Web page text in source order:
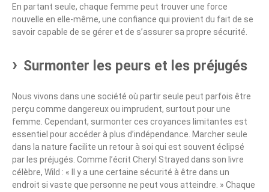
En partant seule, chaque femme peut trouver une force
nouvelle en elle-même, une confiance qui provient du fait de se
savoir capable de se gérer et de s’assurer sa propre sécurité.
Surmonter les peurs et les préjugés
Nous vivons dans une société où partir seule peut parfois être
perçu comme dangereux ou imprudent, surtout pour une
femme. Cependant, surmonter ces croyances limitantes est
essentiel pour accéder à plus d’indépendance. Marcher seule
dans la nature facilite un retour à soi qui est souvent éclipsé
par les préjugés. Comme l’écrit Cheryl Strayed dans son livre
célèbre, Wild : « Il y a une certaine sécurité à être dans un
endroit si vaste que personne ne peut vous atteindre. » Chaque